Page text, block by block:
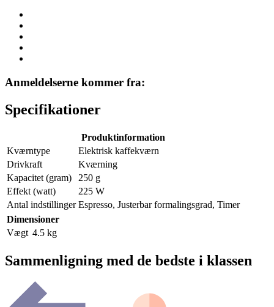
Anmeldelserne kommer fra:
Specifikationer
Produktinformation
Kværntype
Elektrisk kaffekværn
Drivkraft
Kværning
Kapacitet (gram)
250 g
Effekt (watt)
225 W
Antal indstillinger Espresso, Justerbar formalingsgrad, Timer
Dimensioner
Vægt 4.5 kg
Sammenligning med de bedste i klassen